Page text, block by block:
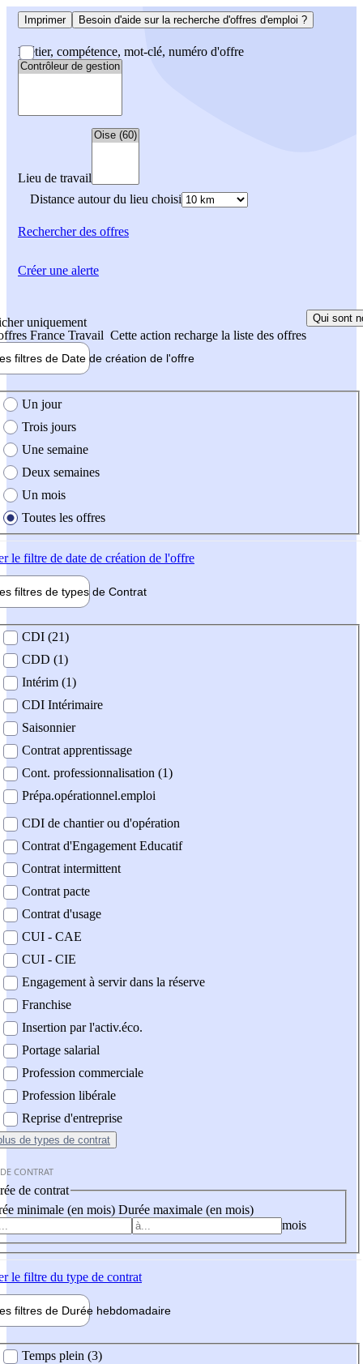
Imprimer Besoin d'aide sur la recherche d'offres d'emploi ?
Métier, compétence, mot-clé, numéro d'offre
Lieu de travail
Distance autour du lieu choisi
Rechercherdes offres
uniquement
France Travail Cette action recharge la liste des offres
Qui sont
filtres de Date de création de l'offre
création de l'offre
Un jour
Trois jours
Une semaine
Deux semaines
Un mois
Toutes les offres
le filtre de date de création de l'offre
filtres de types de Contrat
contrat
CDI (21)
CDD (1)
Intérim (1)
CDI Intérimaire
Saisonnier
Contrat apprentissage
Cont. professionnalisation (1)
Prépa.opérationnel.emploi
CDI de chantier ou d'opération
Contrat d'Engagement Educatif
Contrat intermittent
Contrat pacte
Contrat d'usage
CUI - CAE
CUI - CIE
Engagement à servir dans la réserve
Franchise
Insertion par l'activ.éco.
Portage salarial
Profession commerciale
Profession libérale
Reprise d'entreprise
de types de contrat
CONTRAT
de contrat
minimale (en mois) Durée maximale (en mois)
mois
le filtre du type de contrat
filtres de Durée hebdomadaire
Temps plein (3)
Créer une alerte